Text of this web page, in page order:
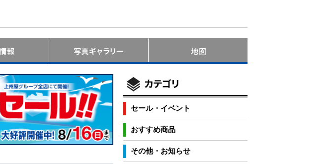
セール・イベント
おすすめ商品
その他・お知らせ